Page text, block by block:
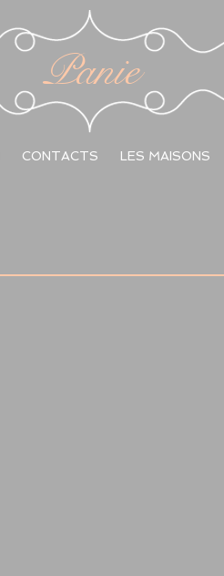
Panie
CONTACTS LES MAISONS